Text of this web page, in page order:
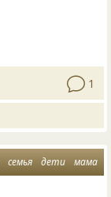
1
семья дети мама